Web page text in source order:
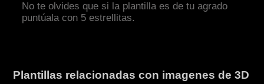
No te olvides que si la plantilla es de tu agrado
puntúala con 5 estrellitas.
Plantillas relacionadas con imagenes de 3D